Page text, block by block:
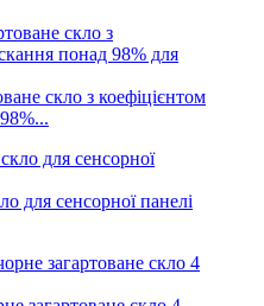
скло з коефіцієнтом
для сенсорної панелі